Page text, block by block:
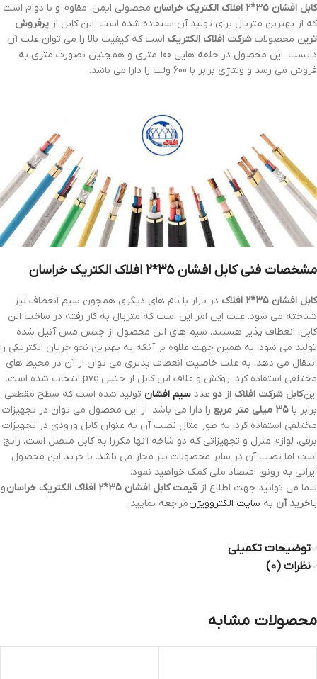
کابل افشان 35*2 افلاک الکتریک خراسان
محصولی ایمن، مقاوم و با دوام است
که از بهترین متریال برای تولید آن استفاده شده است. این کابل از پرفروش
ترین محصولات شرکت افلاک الکتریک است که کیفیت بالا را می توان علت آن
دانست. این محصول در حلقه هایی 100 متری و همچنین بصورت متری به
فروش می رسد و ولتاژی برابر با 600 ولت را دارا می باشد.
مشخصات فنیکابل افشان 35*2 افلاک الکتریک خراسان
کابل افشان 35*2 افلاک
در بازار با نام های دیگری همچون سیم انعطاف نیز
شناخته می شود. علت این امر این است که متریال به کار رفته در ساخت این
کابل، انعطاف پذیر هستند. سیم های این محصول از جنس مس آنیل شده
تولید می شود، به همین جهت علاوه بر آنکه به بهترین نحو جریان الکتریکی را
انتقال می دهد، به علت خاصیت انعطاف پذیری می توان از آن در محیط های
مختلفی استفاده کرد. روکش و غلاف این کابل از جنس pvc انتخاب شده است.
اینکابل شرکت افلاک از دو عدد سیم افشان تولید شده است که سطح مقطعی
برابر با 35 میلی متر مربع
را دارا می باشد. از این محصول می توان در تجهیزات
مختلفی استفاده کرد، به طور مثال نصب آن به عنوان کابل ورودی در تجهیزات
برقی، لوازم منزل و تجهیزاتی که دو شاخه آنها مکررا به کابل متصل است، رایج
است اما نصب آن در سایر محصولات نیز مجاز می باشد. با خرید این محصول
ایرانی به رونق اقتصاد ملی کمک خواهید نمود.
شما می توانید جهت اطلاع از قیمت کابل افشان 35*2 افلاک الکتریک خراسان
و
یاخرید آن به سایت الکتروویژنمراجعه نمایید.
توضیحات تکمیلی
نظرات (0)
محصولات مشابه